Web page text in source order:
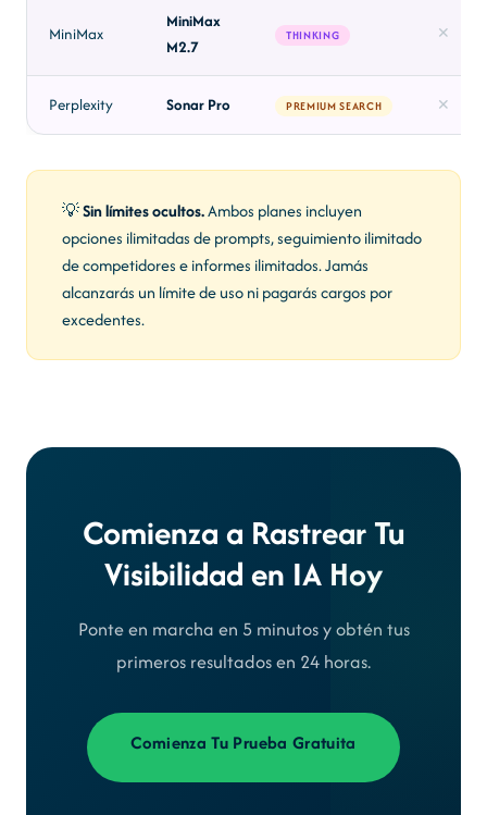
MiniMax
MiniMax
M2.7
THINKING ✕
Perplexity Sonar Pro PREMIUM SEARCH ✕
💡Sin límites ocultos.Ambos planes incluyen
opciones ilimitadas de prompts, seguimiento ilimitado
de competidores e informes ilimitados. Jamás
alcanzarás un límite de uso ni pagarás cargos por
excedentes.
Comienza a Rastrear Tu
Visibilidad en IA Hoy
Ponte en marcha en 5 minutos y obtén tus
primeros resultados en 24 horas.
Comienza Tu Prueba Gratuita